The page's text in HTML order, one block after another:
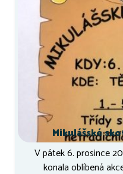
Mikulášské
V pátek 6. prosince
konala oblíbená